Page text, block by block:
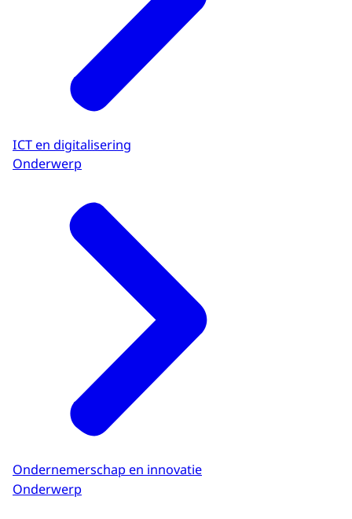
ICT en digitalisering
Onderwerp
Ondernemerschap en innovatie
Onderwerp